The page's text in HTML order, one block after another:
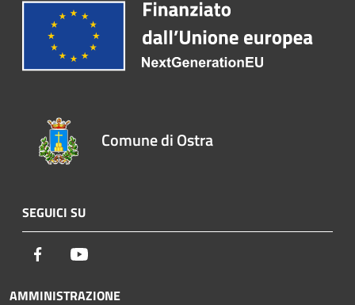
Comune di Ostra
SEGUICI SU
Facebook
AMMINISTRAZIONE